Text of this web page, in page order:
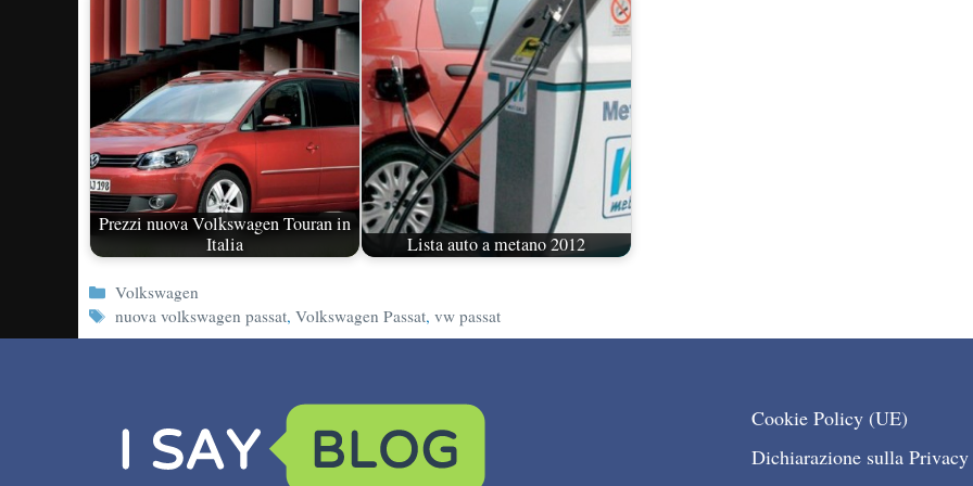
Prezzi nuova Volkswagen Touran in
Italia
Lista auto a metano 2012
Categorie
Volkswagen
Tag
nuova volkswagen passat,Volkswagen Passat,vw passat
Cookie Policy (UE)
Dichiarazione sulla